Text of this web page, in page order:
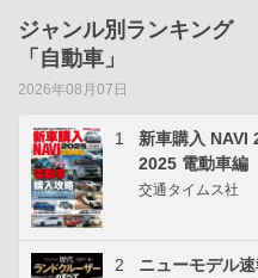
ジャンル別ランキング
「自動車」
2026年08月07日
1
新車購入 NAVI
2025 電動車編
交通タイムス社
2
ニューモデル